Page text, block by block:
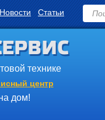
Новости Статьи
технике
центр
дом!